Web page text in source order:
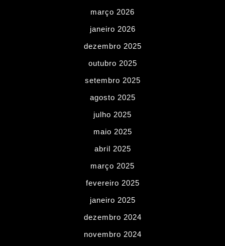
março 2026
janeiro 2026
dezembro 2025
outubro 2025
setembro 2025
agosto 2025
julho 2025
maio 2025
abril 2025
março 2025
fevereiro 2025
janeiro 2025
dezembro 2024
novembro 2024